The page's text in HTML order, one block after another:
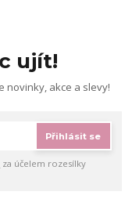
ujít!
novinky, akce a slevy!
Přihlásit se
za účelem rozesílky